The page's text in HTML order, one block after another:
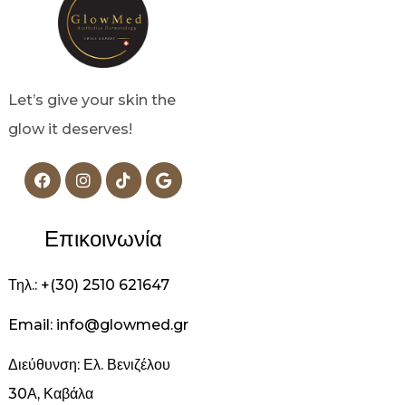
Let’s give your skin the
glow it deserves!
Επικοινωνία
Τηλ.: +(30) 2510 621647
Email: info@glowmed.gr
Διεύθυνση: Ελ. Βενιζέλου
30Α, Καβάλα